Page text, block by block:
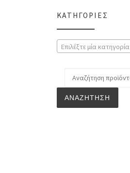
ΚΑΤΗΓΟΡΊΕΣ
Επιλέξτε μία κατηγορία
ΑΝΑΖΉΤΗΣΗ